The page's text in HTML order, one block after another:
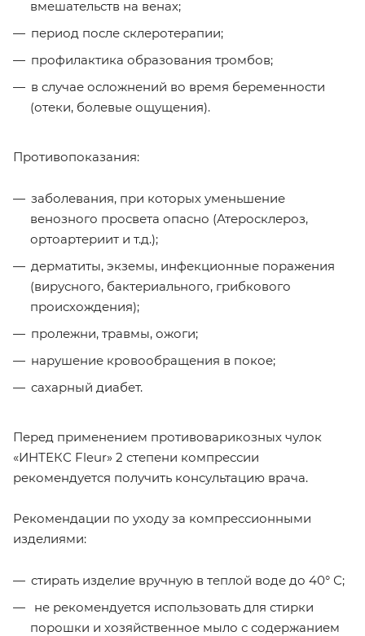
вмешательств на венах;
период после склеротерапии;
профилактика образования тромбов;
в случае осложнений во время беременности
(отеки, болевые ощущения).
Противопоказания:
заболевания, при которых уменьшение
венозного просвета опасно (Атеросклероз,
ортоартериит и т.д.);
дерматиты, экземы, инфекционные поражения
(вирусного, бактериального, грибкового
происхождения);
пролежни, травмы, ожоги;
нарушение кровообращения в покое;
сахарный диабет.
Перед применением противоварикозных чулок
«ИНТЕКС Fleur» 2 степени компрессии
рекомендуется получить консультацию врача.
Рекомендации по уходу за компрессионными
изделиями:
стирать изделие вручную в теплой воде до 40° С;
не рекомендуется использовать для стирки
порошки и хозяйственное мыло с содержанием